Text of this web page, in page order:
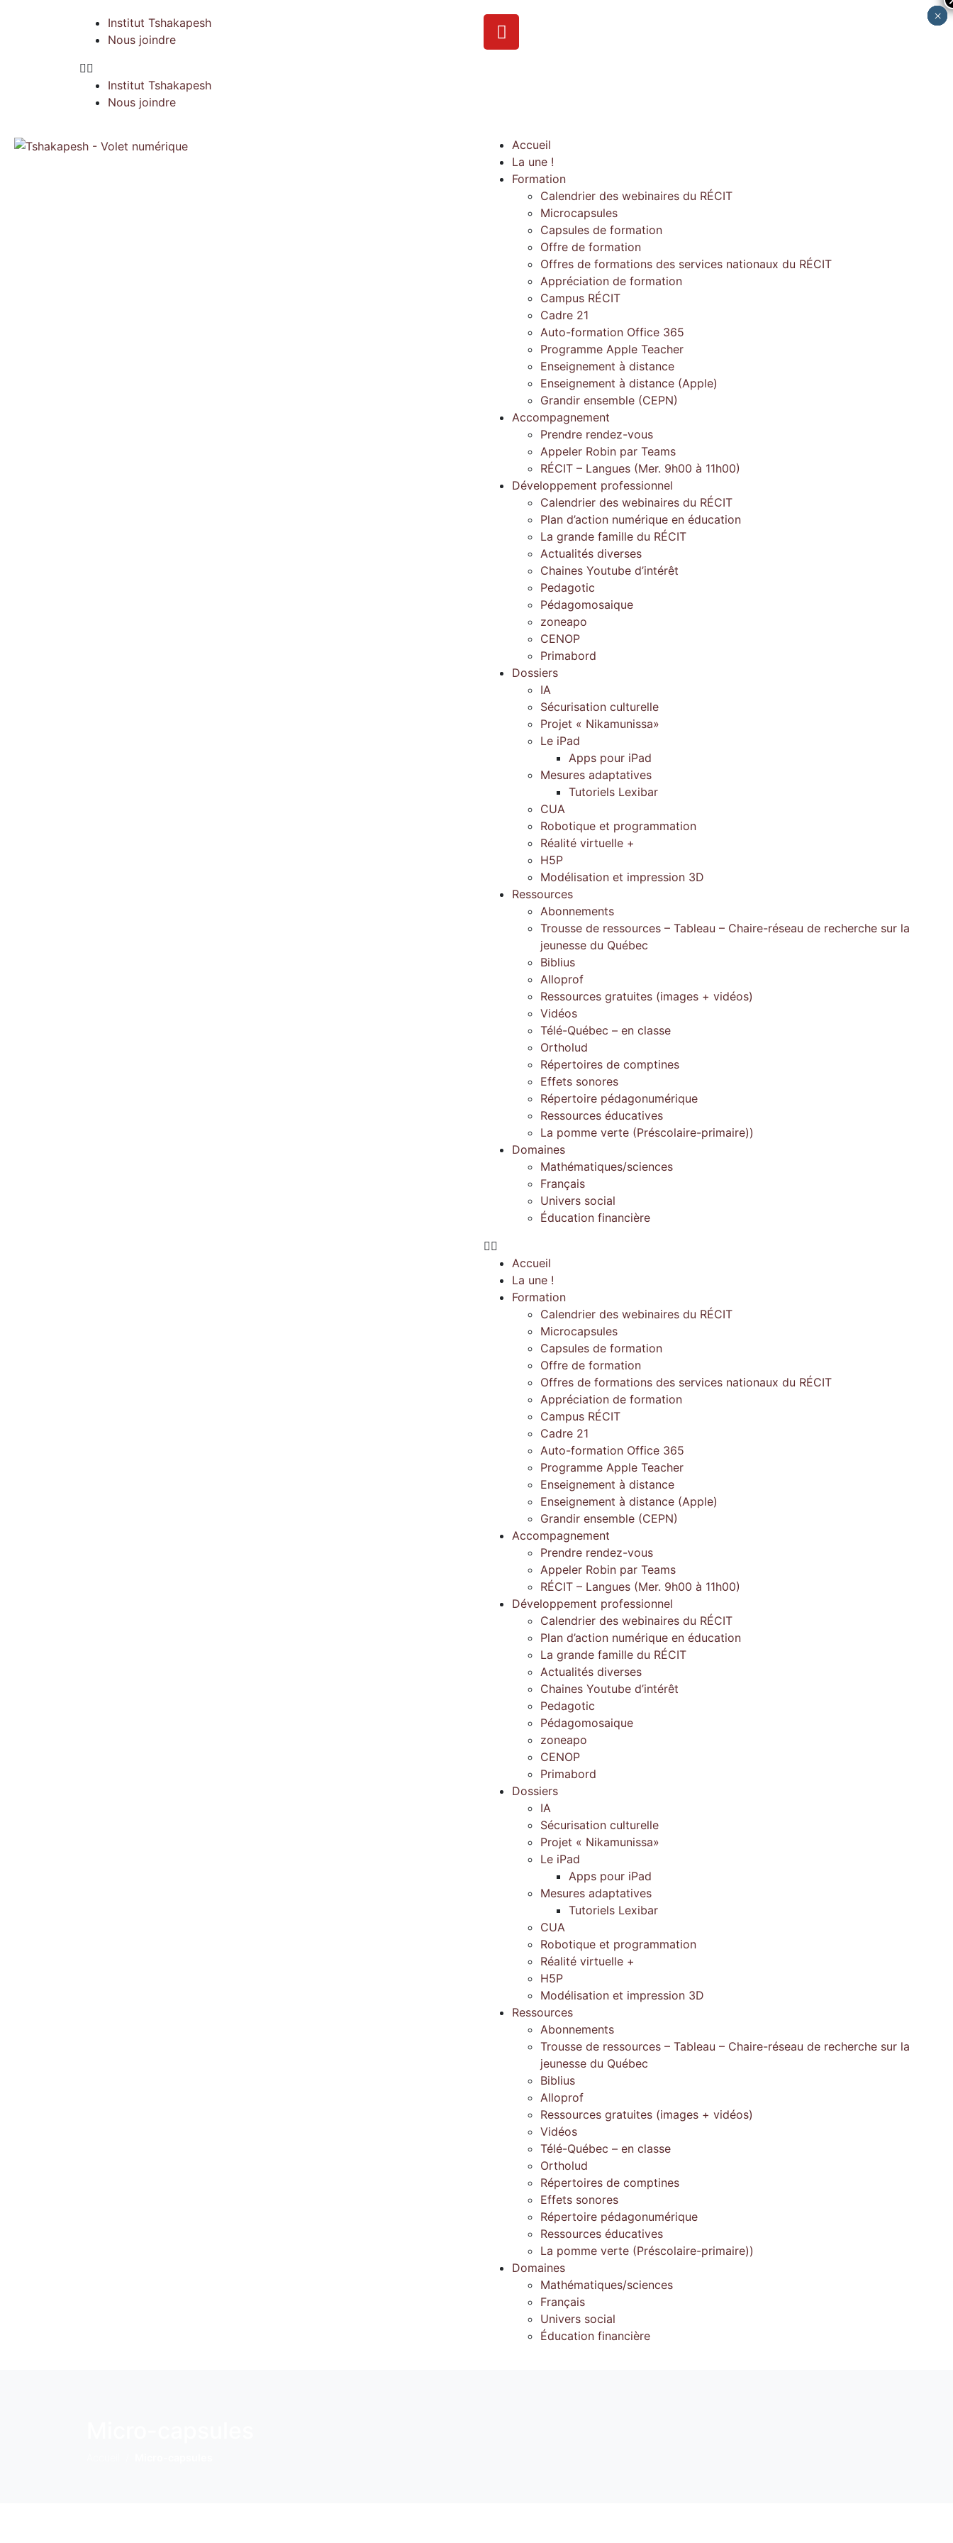
Institut Tshakapesh
Nous joindre
Institut Tshakapesh
Nous joindre
Accueil
La une !
Formation
Calendrier des webinaires du RÉCIT
Microcapsules
Capsules de formation
Offre de formation
Offres de formations des services nationaux du RÉCIT
Appréciation de formation
Campus RÉCIT
Cadre 21
Auto-formation Office 365
Programme Apple Teacher
Enseignement à distance
Enseignement à distance (Apple)
Grandir ensemble (CEPN)
Accompagnement
Prendre rendez-vous
Appeler Robin par Teams
RÉCIT – Langues (Mer. 9h00 à 11h00)
Développement professionnel
Calendrier des webinaires du RÉCIT
Plan d’action numérique en éducation
La grande famille du RÉCIT
Actualités diverses
Chaines Youtube d’intérêt
Pedagotic
Pédagomosaique
zoneapo
CENOP
Primabord
Dossiers
IA
Sécurisation culturelle
Projet « Nikamunissa»
Le iPad
Apps pour iPad
Mesures adaptatives
Tutoriels Lexibar
CUA
Robotique et programmation
Réalité virtuelle +
H5P
Modélisation et impression 3D
Ressources
Abonnements
Trousse de ressources – Tableau – Chaire-réseau de recherche sur la
jeunesse du Québec
Biblius
Alloprof
Ressources gratuites (images + vidéos)
Vidéos
Télé-Québec – en classe
Ortholud
Répertoires de comptines
Effets sonores
Répertoire pédagonumérique
Ressources éducatives
La pomme verte (Préscolaire-primaire))
Domaines
Mathématiques/sciences
Français
Univers social
Éducation financière
Accueil
La une !
Formation
Calendrier des webinaires du RÉCIT
Microcapsules
Capsules de formation
Offre de formation
Offres de formations des services nationaux du RÉCIT
Appréciation de formation
Campus RÉCIT
Cadre 21
Auto-formation Office 365
Programme Apple Teacher
Enseignement à distance
Enseignement à distance (Apple)
Grandir ensemble (CEPN)
Accompagnement
Prendre rendez-vous
Appeler Robin par Teams
RÉCIT – Langues (Mer. 9h00 à 11h00)
Développement professionnel
Calendrier des webinaires du RÉCIT
Plan d’action numérique en éducation
La grande famille du RÉCIT
Actualités diverses
Chaines Youtube d’intérêt
Pedagotic
Pédagomosaique
zoneapo
CENOP
Primabord
Dossiers
IA
Sécurisation culturelle
Projet « Nikamunissa»
Le iPad
Apps pour iPad
Mesures adaptatives
Tutoriels Lexibar
CUA
Robotique et programmation
Réalité virtuelle +
H5P
Modélisation et impression 3D
Ressources
Abonnements
Trousse de ressources – Tableau – Chaire-réseau de recherche sur la
jeunesse du Québec
Biblius
Alloprof
Ressources gratuites (images + vidéos)
Vidéos
Télé-Québec – en classe
Ortholud
Répertoires de comptines
Effets sonores
Répertoire pédagonumérique
Ressources éducatives
La pomme verte (Préscolaire-primaire))
Domaines
Mathématiques/sciences
Français
Univers social
Éducation financière
×
×
×
×
×